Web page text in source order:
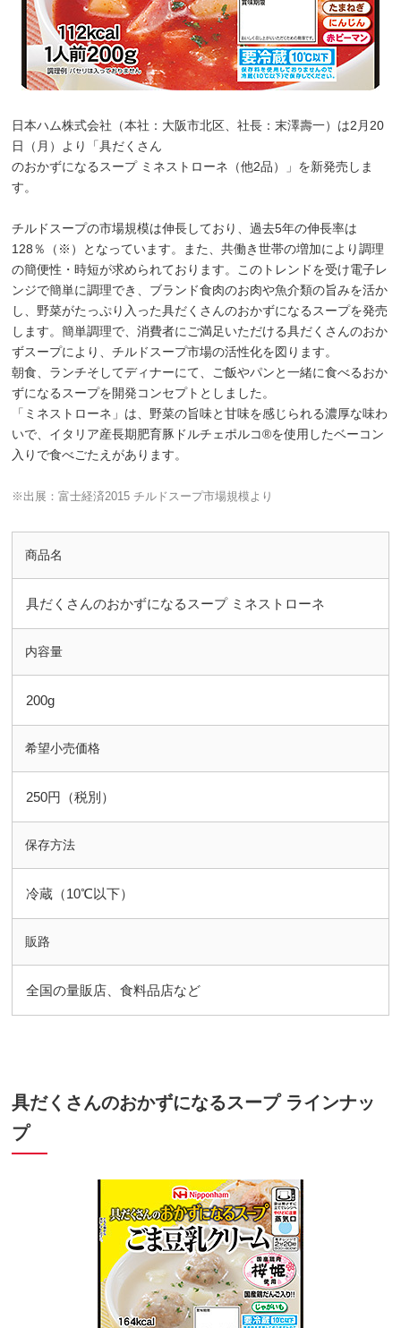
日本ハム株式会社（本社：大阪市北区、社長：末澤壽一）は2月20
日（月）より「具だくさん
のおかずになるスープ ミネストローネ（他2品）」を新発売しま
す。
チルドスープの市場規模は伸長しており、過去5年の伸長率は
128％（※）となっています。また、共働き世帯の増加により調理
の簡便性・時短が求められております。このトレンドを受け電子レ
ンジで簡単に調理でき、ブランド食肉のお肉や魚介類の旨みを活か
し、野菜がたっぷり入った具だくさんのおかずになるスープを発売
します。簡単調理で、消費者にご満足いただける具だくさんのおか
ずスープにより、チルドスープ市場の活性化を図ります。
朝食、ランチそしてディナーにて、ご飯やパンと一緒に食べるおか
ずになるスープを開発コンセプトとしました。
「ミネストローネ」は、野菜の旨味と甘味を感じられる濃厚な味わ
いで、イタリア産長期肥育豚ドルチェポルコ®を使用したベーコン
入りで食べごたえがあります。
※出展：富士経済2015 チルドスープ市場規模より
商品名
具だくさんのおかずになるスープ ミネストローネ
内容量
200g
希望小売価格
250円（税別）
保存方法
冷蔵（10℃以下）
販路
全国の量販店、食料品店など
具だくさんのおかずになるスープ ラインナッ
プ